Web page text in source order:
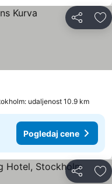
Deli
udaljenost 10.9 km
Pogledaj cene
Deli